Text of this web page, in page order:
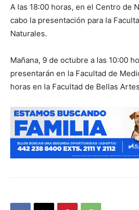
A las 18:00 horas, en el Centro de
cabo la presentación para la
Naturales.
Mañana, 9 de octubre a las 10:00
presentarán en la Facultad de
horas en la Facultad de Bellas